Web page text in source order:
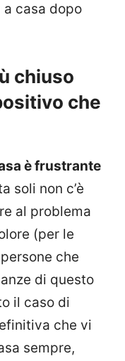
casa dopo
chiuso
che
è frustrante
soli non c’è
al problema
(per le
che
di questo
il caso di
che vi
sempre,